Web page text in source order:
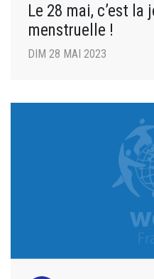
Le 28 mai, c’est la
menstruelle !
DIM 28 MAI 2023